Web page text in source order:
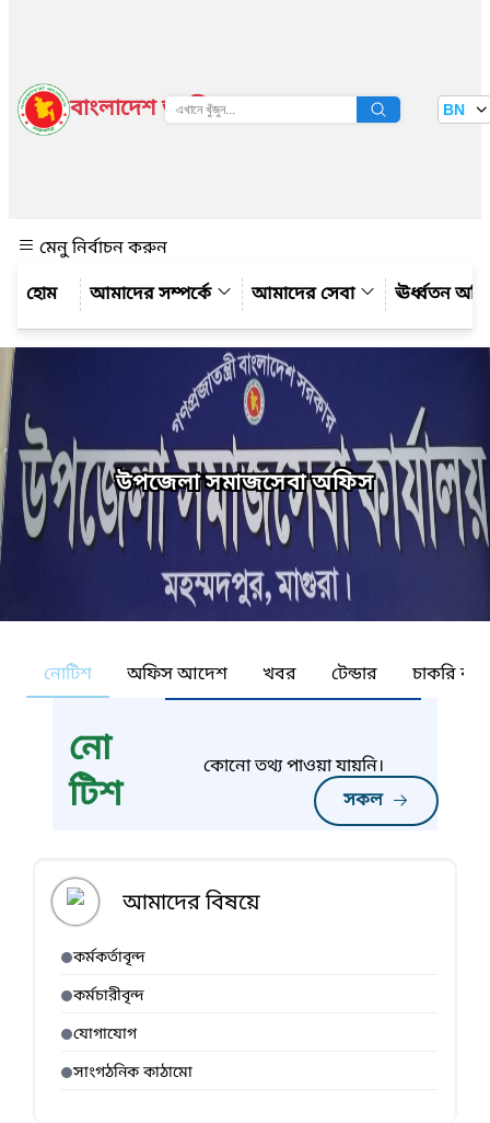
বাংলাদেশ জাতীয় তথ্য বাতায়ন BN
মেনু নির্বাচন করুন
আমাদের সম্পর্কে
আমাদের সেবা ঊর্ধ্বতন
উপজেলা সমাজসেবা অফিস
নোটিশ অফিস আদেশ খবর টেন্ডার চাকরি
নো
টিশ
সকল
কোনো তথ্য পাওয়া যায়নি।
আমাদের বিষয়ে
কর্মকর্তাবৃন্দ
কর্মচারীবৃন্দ
যোগাযোগ
সাংগঠনিক কাঠামো